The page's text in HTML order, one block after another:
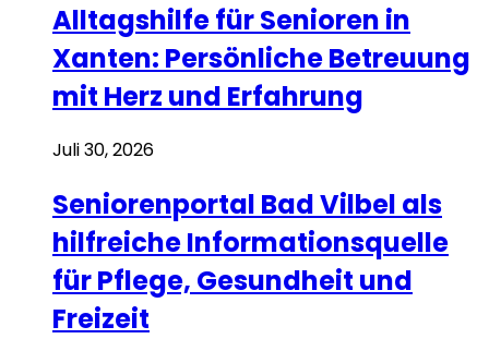
Alltagshilfe für Senioren in
Xanten: Persönliche Betreuung
mit Herz und Erfahrung
Juli 30, 2026
Seniorenportal Bad Vilbel als
hilfreiche Informationsquelle
für Pflege, Gesundheit und
Freizeit